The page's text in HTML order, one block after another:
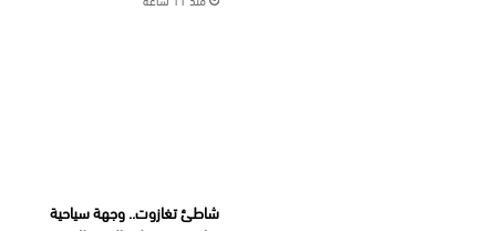
شاطئ تغازوت.. وجهة سياحية